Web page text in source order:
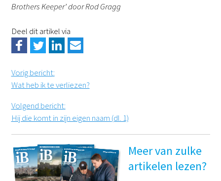
Brothers Keeper’ door Rod Gragg
Deel dit artikel via
Vorig bericht:
Wat heb ik te verliezen?
Volgend bericht:
Hij die komt in zijn eigen naam (dl. 1)
Meer van zulke
artikelen lezen?